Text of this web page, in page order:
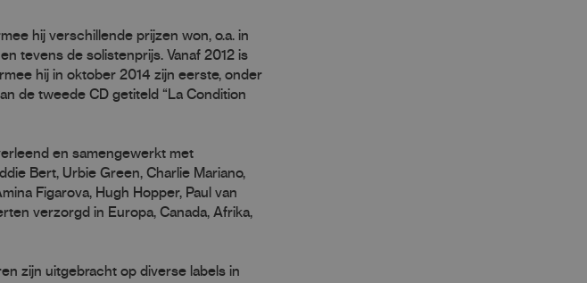
hij verschillende prijzen won, o.a. in
tevens de solistenprijs. Vanaf 2012 is
hij in oktober 2014 zijn eerste, onder
de tweede CD getiteld “La Condition
en samengewerkt met
Bert, Urbie Green, Charlie Mariano,
Figarova, Hugh Hopper, Paul van
verzorgd in Europa, Canada, Afrika,
zijn uitgebracht op diverse labels in